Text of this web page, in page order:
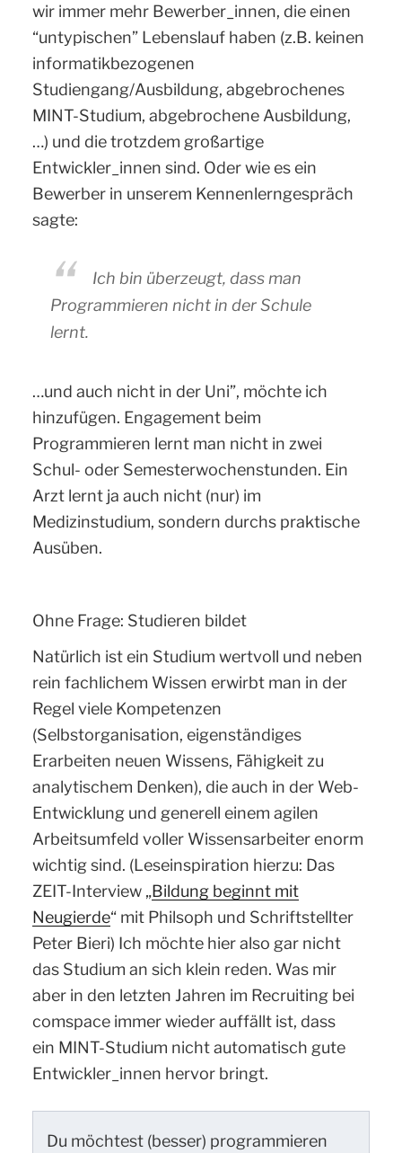
wir immer mehr Bewerber_innen, die einen
“untypischen” Lebenslauf haben (z.B. keinen
informatikbezogenen
Studiengang/Ausbildung, abgebrochenes
MINT-Studium, abgebrochene Ausbildung,
…) und die trotzdem großartige
Entwickler_innen sind. Oder wie es ein
Bewerber in unserem Kennenlerngespräch
sagte:
Ich bin überzeugt, dass man
Programmieren nicht in der Schule
lernt.
…und auch nicht in der Uni”, möchte ich
hinzufügen. Engagement beim
Programmieren lernt man nicht in zwei
Schul- oder Semesterwochenstunden. Ein
Arzt lernt ja auch nicht (nur) im
Medizinstudium, sondern durchs praktische
Ausüben.
Ohne Frage: Studieren bildet
Natürlich ist ein Studium wertvoll und neben
rein fachlichem Wissen erwirbt man in der
Regel viele Kompetenzen
(Selbstorganisation, eigenständiges
Erarbeiten neuen Wissens, Fähigkeit zu
analytischem Denken), die auch in der Web-
Entwicklung und generell einem agilen
Arbeitsumfeld voller Wissensarbeiter enorm
wichtig sind. (Leseinspiration hierzu: Das
ZEIT-Interview „Bildung beginnt mit
Neugierde“ mit Philsoph und Schriftstellter
Peter Bieri) Ich möchte hier also gar nicht
das Studium an sich klein reden. Was mir
aber in den letzten Jahren im Recruiting bei
comspace immer wieder auffällt ist, dass
ein MINT-Studium nicht automatisch gute
Entwickler_innen hervor bringt.
Du möchtest (besser) programmieren